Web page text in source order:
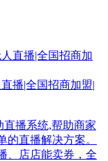
播|全国招商加盟|
播系统,帮助商家
的直播解决方案。
、店店能卖券，全